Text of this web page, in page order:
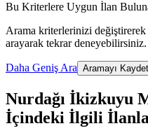
Bu Kriterlere Uygun İlan
Arama kriterlerinizi
arayarak tekrar deneyebilirsiniz.
Daha Geniş Ara Aramayı Kaydet
Nurdağı İkizkuyu
İçindeki İlgili